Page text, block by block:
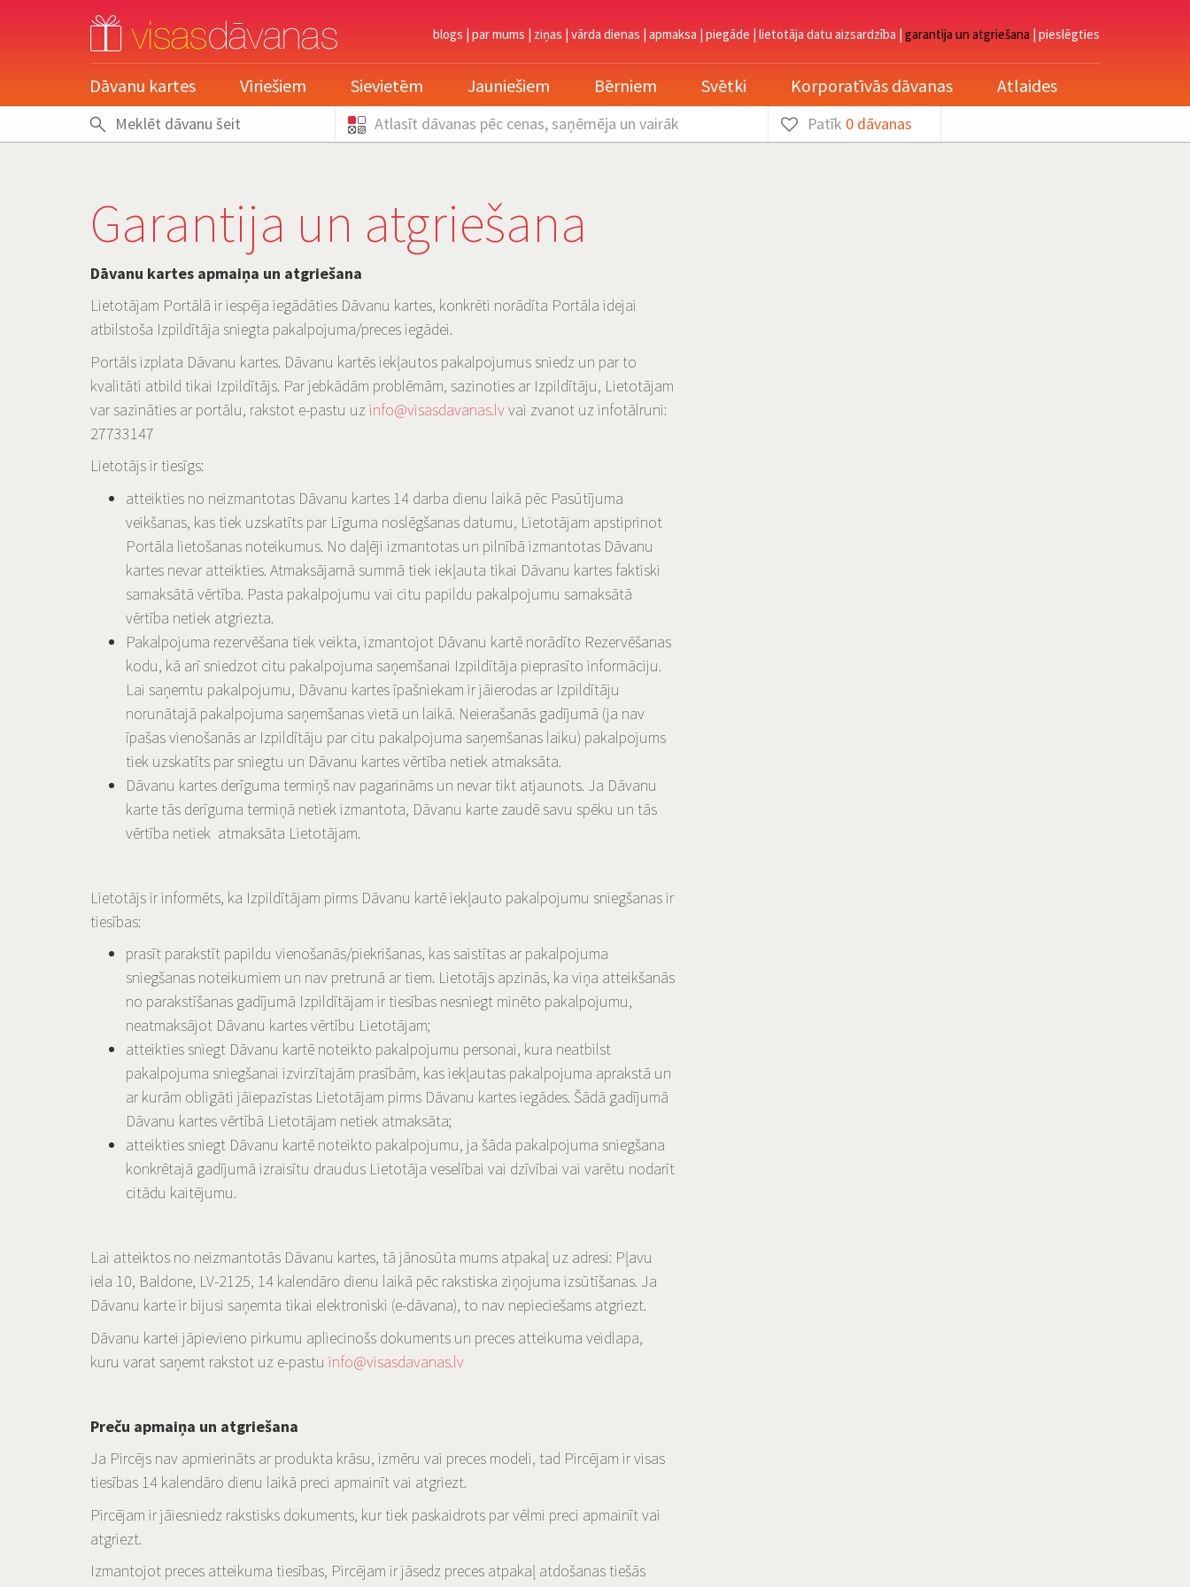
blogs | par mums | ziņas | vārda dienas | apmaksa | piegāde | lietotāja datu aizsardzība | garantija un atgriešana | pieslēgties
pieslēgties
Dāvanu kartes Vīriešiem Sievietēm Jauniešiem Bērniem Svētki Korporatīvās dāvanas Atlaides
Atlasīt dāvanas pēc cenas, saņēmēja un vairāk Patīk 0dāvanas
Garantija un atgriešana
Dāvanu kartes apmaiņa un atgriešana
Lietotājam Portālā ir iespēja iegādāties Dāvanu kartes, konkrēti norādīta Portāla idejai
atbilstoša Izpildītāja sniegta pakalpojuma/preces iegādei.
Portāls izplata Dāvanu kartes. Dāvanu kartēs iekļautos pakalpojumus sniedz un par to
kvalitāti atbild tikai Izpildītājs. Par jebkādām problēmām, sazinoties ar Izpildītāju, Lietotājam
var sazināties ar portālu, rakstot e-pastu uz info@visasdavanas.lvvai zvanot uz infotālruni:
27733147
Lietotājs ir tiesīgs:
atteikties no neizmantotas Dāvanu kartes 14 darba dienu laikā pēc Pasūtījuma
veikšanas, kas tiek uzskatīts par Līguma noslēgšanas datumu, Lietotājam apstiprinot
Portāla lietošanas noteikumus. No daļēji izmantotas un pilnībā izmantotas Dāvanu
kartes nevar atteikties. Atmaksājamā summā tiek iekļauta tikai Dāvanu kartes faktiski
samaksātā vērtība. Pasta pakalpojumu vai citu papildu pakalpojumu samaksātā
vērtība netiek atgriezta.
Pakalpojuma rezervēšana tiek veikta, izmantojot Dāvanu kartē norādīto Rezervēšanas
kodu, kā arī sniedzot citu pakalpojuma saņemšanai Izpildītāja pieprasīto informāciju.
Lai saņemtu pakalpojumu, Dāvanu kartes īpašniekam ir jāierodas ar Izpildītāju
norunātajā pakalpojuma saņemšanas vietā un laikā. Neierašanās gadījumā (ja nav
īpašas vienošanās ar Izpildītāju par citu pakalpojuma saņemšanas laiku) pakalpojums
tiek uzskatīts par sniegtu un Dāvanu kartes vērtība netiek atmaksāta.
Dāvanu kartes derīguma termiņš nav pagarināms un nevar tikt atjaunots. Ja Dāvanu
karte tās derīguma termiņā netiek izmantota, Dāvanu karte zaudē savu spēku un tās
vērtība netiek atmaksāta Lietotājam.
Lietotājs ir informēts, ka Izpildītājam pirms Dāvanu kartē iekļauto pakalpojumu sniegšanas ir
tiesības:
prasīt parakstīt papildu vienošanās/piekrišanas, kas saistītas ar pakalpojuma
sniegšanas noteikumiem un nav pretrunā ar tiem. Lietotājs apzinās, ka viņa atteikšanās
no parakstīšanas gadījumā Izpildītājam ir tiesības nesniegt minēto pakalpojumu,
neatmaksājot Dāvanu kartes vērtību Lietotājam;
atteikties sniegt Dāvanu kartē noteikto pakalpojumu personai, kura neatbilst
pakalpojuma sniegšanai izvirzītajām prasībām, kas iekļautas pakalpojuma aprakstā un
ar kurām obligāti jāiepazīstas Lietotājam pirms Dāvanu kartes iegādes. Šādā gadījumā
Dāvanu kartes vērtībā Lietotājam netiek atmaksāta;
atteikties sniegt Dāvanu kartē noteikto pakalpojumu, ja šāda pakalpojuma sniegšana
konkrētajā gadījumā izraisītu draudus Lietotāja veselībai vai dzīvībai vai varētu nodarīt
citādu kaitējumu.
Lai atteiktos no neizmantotās Dāvanu kartes, tā jānosūta mums atpakaļ uz adresi: Pļavu
iela 10, Baldone, LV-2125, 14 kalendāro dienu laikā pēc rakstiska ziņojuma izsūtīšanas. Ja
Dāvanu karte ir bijusi saņemta tikai elektroniski (e-dāvana), to nav nepieciešams atgriezt.
Dāvanu kartei jāpievieno pirkumu apliecinošs dokuments un preces atteikuma veidlapa,
kuru varat saņemt rakstot uz e-pastu info@visasdavanas.lv
Preču apmaiņa un atgriešana
Ja Pircējs nav apmierināts ar produkta krāsu, izmēru vai preces modeli, tad Pircējam ir visas
tiesības 14 kalendāro dienu laikā preci apmainīt vai atgriezt.
Pircējam ir jāiesniedz rakstisks dokuments, kur tiek paskaidrots par vēlmi preci apmainīt vai
atgriezt.
Izmantojot preces atteikuma tiesības, Pircējam ir jāsedz preces atpakaļ atdošanas tiešās